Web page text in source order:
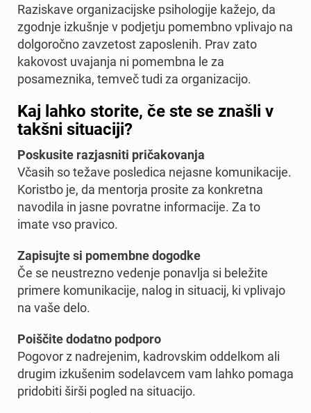
Raziskave organizacijske psihologije kažejo, da
zgodnje izkušnje v podjetju pomembno vplivajo na
dolgoročno zavzetost zaposlenih. Prav zato
kakovost uvajanja ni pomembna le za
posameznika, temveč tudi za organizacijo.
Kaj lahko storite, če ste se znašli v
takšni situaciji?
Poskusite razjasniti pričakovanja
Včasih so težave posledica nejasne komunikacije.
Koristbo je, da mentorja prosite za konkretna
navodila in jasne povratne informacije. Za to
imate vso pravico.
Zapisujte si pomembne dogodke
Če se neustrezno vedenje ponavlja si beležite
primere komunikacije, nalog in situacij, ki vplivajo
na vaše delo.
Poiščite dodatno podporo
Pogovor z nadrejenim, kadrovskim oddelkom ali
drugim izkušenim sodelavcem vam lahko pomaga
pridobiti širši pogled na situacijo.